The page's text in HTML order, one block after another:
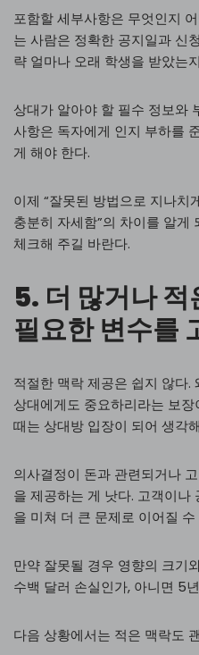
포함할 세부사항은 무엇인지
는 사람은 정확한 공지일과 신
략 얼마나 오래 학생을 받았는
상대가 알아야 할 필수 정보와
사항은 독자에게 인지 부하를
게 해야 한다.
이제 “잘못된 방법으로 지나치
충분히 자세함”의 차이를 알게
체크해 주길 바란다.
5. 더 많거나
필요한 변수를
적절한 맥락 제공은 쉽지 않다.
상대에게도 중요하리라는 보
때는 상대방 입장이 되어 생각
의사결정이 돈과 관련되거나
을 제공하는 게 낫다. 고객이
을 미쳐 더 큰 문제로 이어질
만약 잘못될 경우 영향의 크기
수백 달러 손실인가, 아니면 5
다음 상황에서는 적은 맥락도